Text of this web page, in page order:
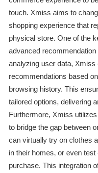
touch. Xmiss aims to
shopping experience that
physical store. One of the
advanced
analyzing user data,
recommendations based
browsing history. This
tailored options, delivering
Furthermore, Xmiss
to bridge the gap between
can virtually try on clothes
in their homes, or even
purchase. This integration